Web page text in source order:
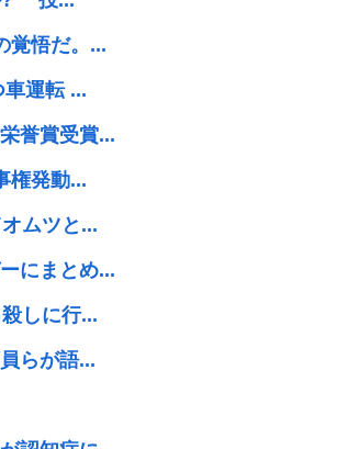
覚悟だ。...
車運転 ...
誉賞受賞...
権発動...
ムツと...
にまとめ...
しに行...
らが語...